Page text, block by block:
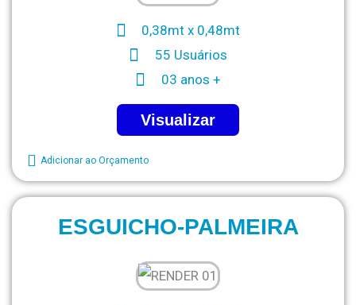
0,38mt x 0,48mt
55 Usuários
03 anos +
Visualizar
Adicionar ao Orçamento
ESGUICHO-PALMEIRA